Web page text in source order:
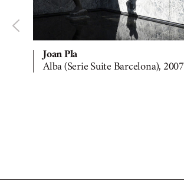
Joan Pla
Alba (Serie Suite Barcelona), 2007